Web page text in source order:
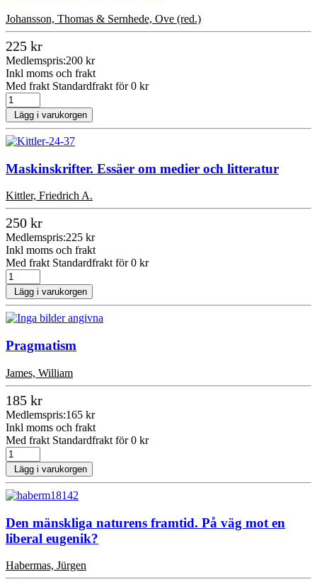
Johansson, Thomas & Sernhede, Ove (red.)
225 kr
Medlemspris:200 kr
Inkl moms och frakt
Med frakt Standardfrakt för 0 kr
Lägg i varukorgen
Maskinskrifter. Essäer om medier och litteratur
Kittler, Friedrich A.
250 kr
Medlemspris:225 kr
Inkl moms och frakt
Med frakt Standardfrakt för 0 kr
Lägg i varukorgen
Pragmatism
James, William
185 kr
Medlemspris:165 kr
Inkl moms och frakt
Med frakt Standardfrakt för 0 kr
Lägg i varukorgen
Den mänskliga naturens framtid. På väg mot en
liberal eugenik?
Habermas, Jürgen